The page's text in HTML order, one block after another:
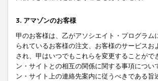
3. アマゾンのお客様
甲のお客様は、乙がアソシエイト・プログラ
られているお客様の注文、お客様のサービス
され、甲はいつでもこれらを変更することが
ン・サイトとの相互の関係に関する事項につ
ン・サイト上の連絡先案内に従うべきである旨